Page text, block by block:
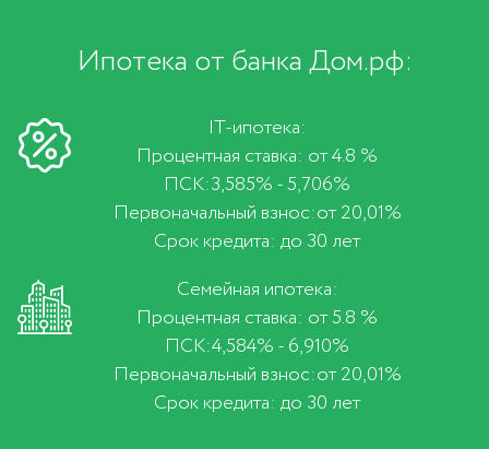
Ипотека от банка Дом.рф:
IT-ипотека:
Процентная ставка: от 4.8 %
ПСК:3,585% - 5,706%
Первоначальный взнос:от 20,01%
Срок кредита: до 30 лет
Семейная ипотека:
Процентная ставка: от 5.8 %
ПСК:4,584% - 6,910%
Первоначальный взнос:от 20,01%
Срок кредита: до 30 лет